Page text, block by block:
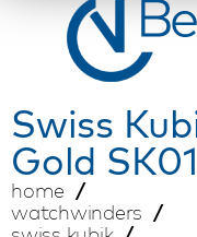
Swiss
Gold
home
watchwinders